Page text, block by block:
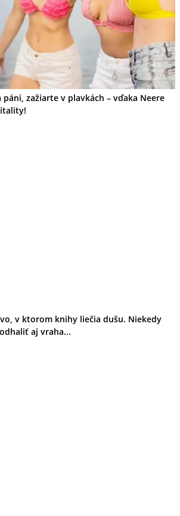
zažiarte v plavkách – vďaka Neere
v ktorom knihy liečia dušu. Niekedy
aj vraha...